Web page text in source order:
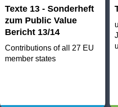
Texte 13 - Sonderheft
zum Public Value
Bericht 13/14
Contributions of all 27 EU
member states